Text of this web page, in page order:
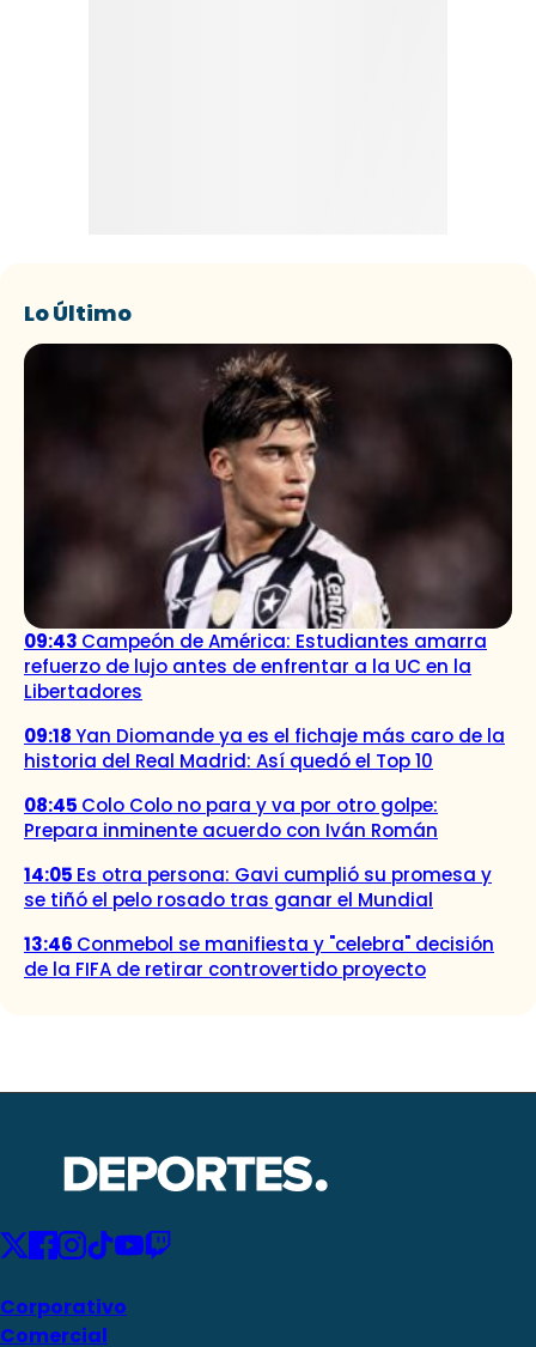
Lo Último
09:43 Campeón de América: Estudiantes amarra
refuerzo de lujo antes de enfrentar a la UC en la
Libertadores
09:18Yan Diomande ya es el fichaje más caro de la
historia del Real Madrid: Así quedó el Top 10
08:45 Colo Colo no para y va por otro golpe:
Prepara inminente acuerdo con Iván Román
14:05 Es otra persona: Gavi cumplió su promesa y
se tiñó el pelo rosado tras ganar el Mundial
13:46 Conmebol se manifiesta y "celebra" decisión
de la FIFA de retirar controvertido proyecto
Corporativo
Comercial